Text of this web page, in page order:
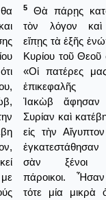
5
Θὰ πάρῃς
τὸν λόγον
εἴπῃς τὰ ἑξῆς
Κυρίου τοῦ Θεοῦ
«Οἱ πατέρες
ἐπικεφαλῆς
Ἰακὼβ ἄφησαν
Συρίαν καὶ
εἰς τὴν
ἐγκατεστάθησαν
σὰν ξένοι
πάροικοι.
τότε μία μικρὰ